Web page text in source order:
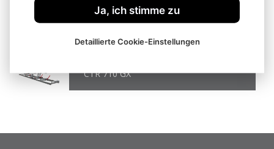
ARG 380 Plus H.F.
CTR 710 GX
Ja, ich stimme zu
Detaillierte Cookie-Einstellungen